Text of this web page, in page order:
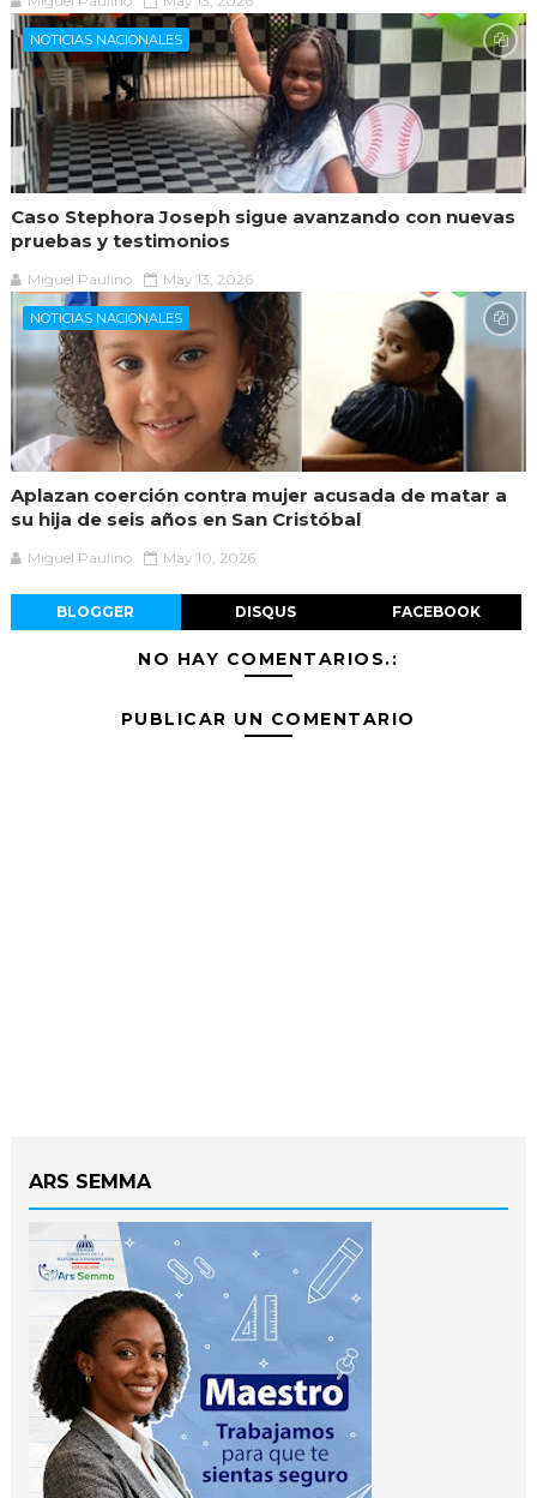
NOTICIAS NACIONALES
Caso Stephora Joseph sigue avanzando con nuevas
pruebas y testimonios
Miguel Paulino May 13, 2026
NOTICIAS NACIONALES
Aplazan coerción contra mujer acusada de matar a
su hija de seis años en San Cristóbal
Miguel Paulino May 10, 2026
BLOGGER DISQUS FACEBOOK
NO HAY COMENTARIOS.:
PUBLICAR UN COMENTARIO
ARS SEMMA